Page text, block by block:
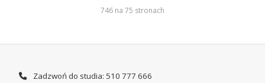
746 na 75 stronach
Zadzwoń do studia: 510 777 666